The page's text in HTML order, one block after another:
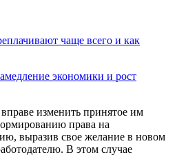
чаще всего и как
экономики и рост
изменить принятое им
права на
выразив свое желание в новом
В этом случае